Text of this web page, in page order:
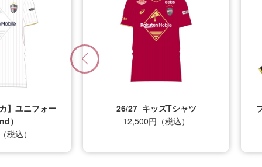
】ユニフォー
）
税込）
26/27_キッズTシャツ
12,500円（税込）